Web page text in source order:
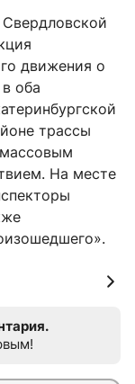
движения о
оба
трассы
На месте